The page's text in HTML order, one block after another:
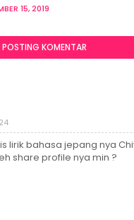
15, 2019
POSTING KOMENTAR
lirik bahasa jepang nya
share profile nya min ?